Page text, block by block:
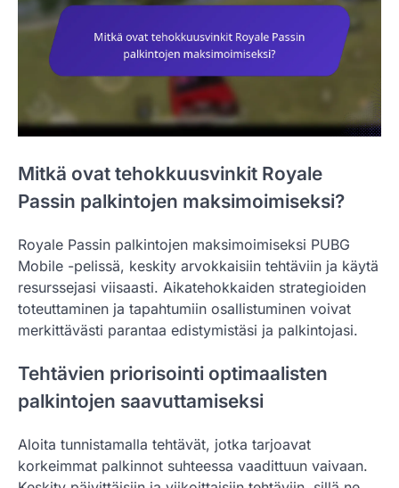
Mitkä ovat tehokkuusvinkit Royale
Passin palkintojen maksimoimiseksi?
Royale Passin palkintojen maksimoimiseksi PUBG
Mobile -pelissä, keskity arvokkaisiin tehtäviin ja käytä
resurssejasi viisaasti. Aikatehokkaiden strategioiden
toteuttaminen ja tapahtumiin osallistuminen voivat
merkittävästi parantaa edistymistäsi ja palkintojasi.
Tehtävien priorisointi optimaalisten
palkintojen saavuttamiseksi
Aloita tunnistamalla tehtävät, jotka tarjoavat
korkeimmat palkinnot suhteessa vaadittuun vaivaan.